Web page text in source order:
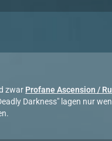
zwar Profane Ascension /
Darkness" lagen nur